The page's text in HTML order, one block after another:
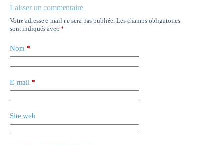
Laisser un commentaire
Votre adresse e-mail ne sera pas publiée. Les champs obligatoires
sont indiqués avec *
Nom *
E-mail *
Site web